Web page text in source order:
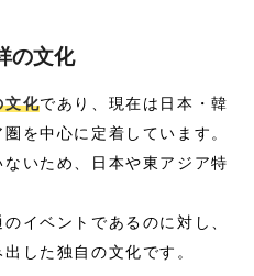
の文化
文化であり、現在は日本・韓
を中心に定着しています。
いため、日本や東アジア特
イベントであるのに対し、
した独自の文化です。